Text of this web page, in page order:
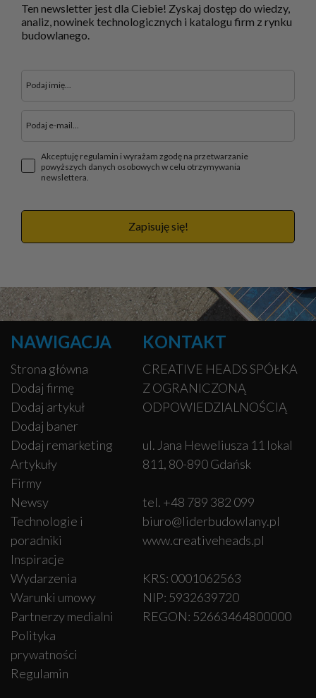
Ten newsletter jest dla Ciebie! Zyskaj dostęp do wiedzy,
analiz, nowinek technologicznych i katalogu firm z rynku
budowlanego.
Akceptuję regulamin i wyrażam zgodę na przetwarzanie
powyższych danych osobowych w celu otrzymywania
newslettera.
Zapisuję się!
NAWIGACJA
Strona główna
Dodaj firmę
Dodaj artykuł
Dodaj baner
Dodaj remarketing
Artykuły
Firmy
Newsy
Technologie i
poradniki
Inspiracje
Wydarzenia
Warunki umowy
Partnerzy medialni
Polityka
prywatności
Regulamin
KONTAKT
CREATIVE HEADS SPÓŁKA
Z OGRANICZONĄ
ODPOWIEDZIALNOŚCIĄ
ul. Jana Heweliusza 11 lokal
811, 80-890 Gdańsk
tel. +48 789 382 099
biuro@liderbudowlany.pl
www.creativeheads.pl
KRS: 0001062563
NIP: 5932639720
REGON: 52663464800000